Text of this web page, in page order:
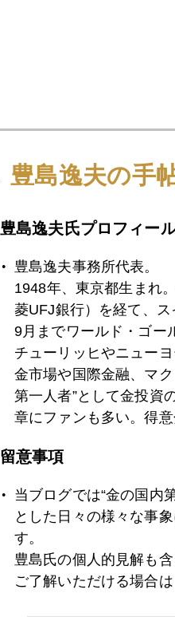
2018年04月27日 中国ミ
2018年04月26日 人民元
2018年04月25日
2018年04月24日
豊島逸夫の手
豊島逸夫氏プロフィー
豊島逸夫事務所代表。
1948年、東京都生まれ
菱UFJ銀行）を経て、
9月までワールド・ゴー
チューリッヒやニュー
金市場や国際金融、マ
第一人者”として金投資
章にファンも多い。得
留意事項
当ブログでは“金の国内
とした日々の様々な事
す。
豊島氏の個人的見解も
ご了解いただける場合